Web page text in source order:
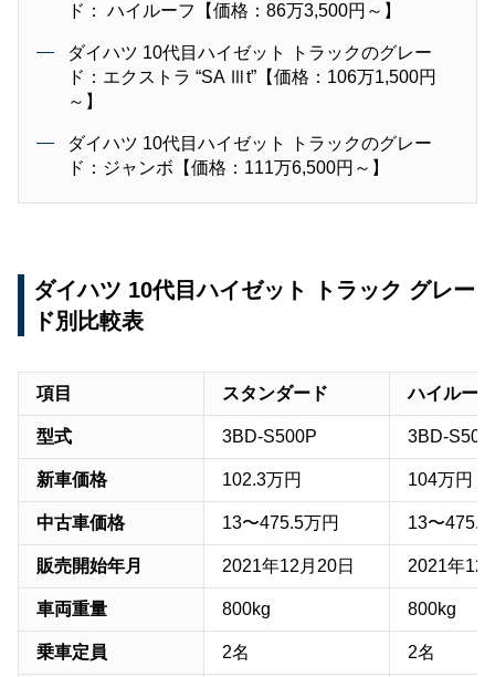
ド： ハイルーフ【価格：86万3,500円～】
ダイハツ 10代目ハイゼット トラックのグレー
ド：エクストラ “SA Ⅲt”【価格：106万1,500円
～】
ダイハツ 10代目ハイゼット トラックのグレー
ド：ジャンボ【価格：111万6,500円～】
ダイハツ 10代目ハイゼット トラック グレー
ド別比較表
項目 スタンダード ハイルーフ
型式 3BD-S500P 3BD-
新車価格 102.3万円 104万円
中古車価格 13〜475.5万円 13〜475.5
販売開始年月 2021年12月20日 2021年12
車両重量 800kg 800kg
乗車定員 2名 2名